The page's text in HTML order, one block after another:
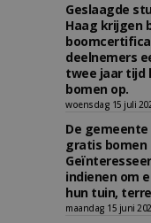
Geslaagde
Haag krijgen
deelnemers
twee jaar tijd
bomen op.
woensdag 15 juli
De gemeente
gratis bomen
indienen om
hun tuin,
maandag 15 juni